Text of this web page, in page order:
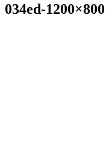
034ed-1200×800